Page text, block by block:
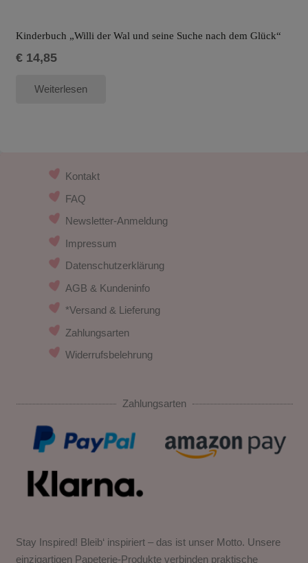
Kinderbuch „Willi der Wal und seine Suche nach dem Glück“
€14,85
Weiterlesen
Kontakt
FAQ
Newsletter-Anmeldung
Impressum
Datenschutzerklärung
AGB & Kundeninfo
*Versand & Lieferung
Zahlungsarten
Widerrufsbelehrung
Zahlungsarten
Stay Inspired! Bleib‘ inspiriert – das ist unser Motto. Unsere
einzigartigen Papeterie-Produkte verbinden praktische